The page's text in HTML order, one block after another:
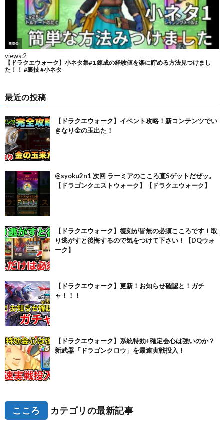
最近の投稿
【ドラクエウォーク】イベント攻略！新コンテンツでい
きなり金の玉出た！
@syoku2n1 次回 ラーミアのこころ直Sゲットだぜッ。
【ドラゴンクエストウォーク】【ドラクエウォーク】
【ドラクエウォーク】復刻が皆無の必須こころです！取
り逃がすと後悔するので気をつけて下さい！【DQウォ
ーク】
【ドラクエウォーク】更新！お知らせ確認と！ガチ
ャ！！！
【ドラクエウォーク】系統特効+確定会心は強いのか？
新武器「ドラゴンクロウ」を最速実戦投入！
こころ カテゴリの最新記事